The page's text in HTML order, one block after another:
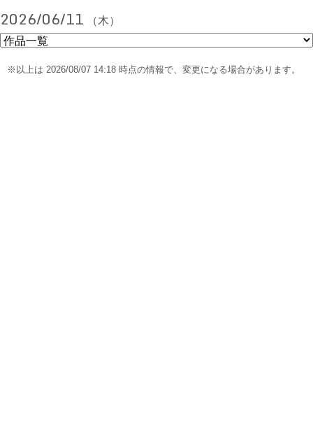
2026/06/11 （木）
※以上は 2026/08/07 14:18 時点の情報で、変更になる場合があります。